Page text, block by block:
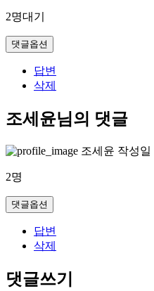
2명대기
댓글옵션
답변
삭제
조세윤님의 댓글
조세윤 작성일
2명
댓글옵션
답변
삭제
댓글쓰기